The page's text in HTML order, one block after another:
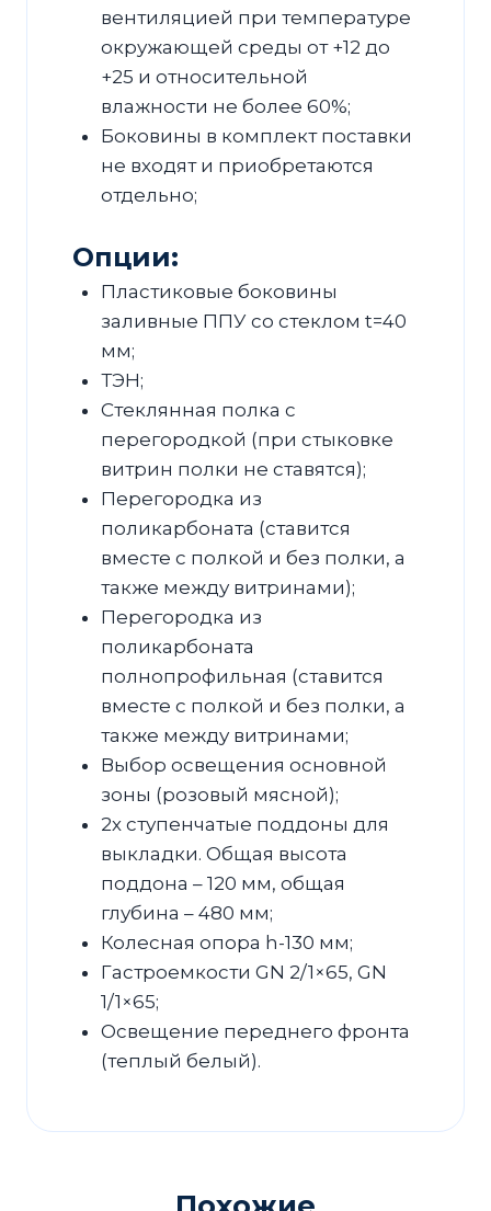
вентиляцией при температуре
окружающей среды от +12 до
+25 и относительной
влажности не более 60%;
Боковины в комплект поставки
не входят и приобретаются
отдельно;
Опции:
Пластиковые боковины
заливные ППУ со стеклом t=40
мм;
ТЭН;
Стеклянная полка с
перегородкой (при стыковке
витрин полки не ставятся);
Перегородка из
поликарбоната (ставится
вместе с полкой и без полки, а
также между витринами);
Перегородка из
поликарбоната
полнопрофильная (ставится
вместе с полкой и без полки, а
также между витринами;
Выбор освещения основной
зоны (розовый мясной);
2х ступенчатые поддоны для
выкладки. Общая высота
поддона – 120 мм, общая
глубина – 480 мм;
Колесная опора h-130 мм;
Гастроемкости GN 2/1×65, GN
1/1×65;
Освещение переднего фронта
(теплый белый).